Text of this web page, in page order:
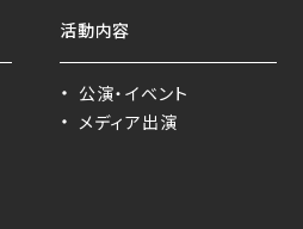
活動内容
・ 公演・イベント
・ メディア出演